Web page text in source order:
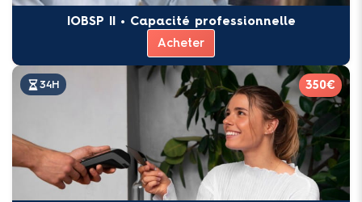
IOBSP II • Capacité professionnelle
Acheter
34H 350€